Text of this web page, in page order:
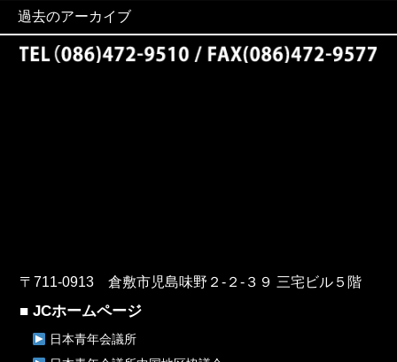
過去のアーカイブ
〒711-0913 倉敷市児島味野２-２-３９ 三宅ビル５階
■ JCホームページ
日本青年会議所